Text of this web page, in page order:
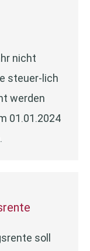
nicht
steuer-lich
werden
01.01.2024
soll